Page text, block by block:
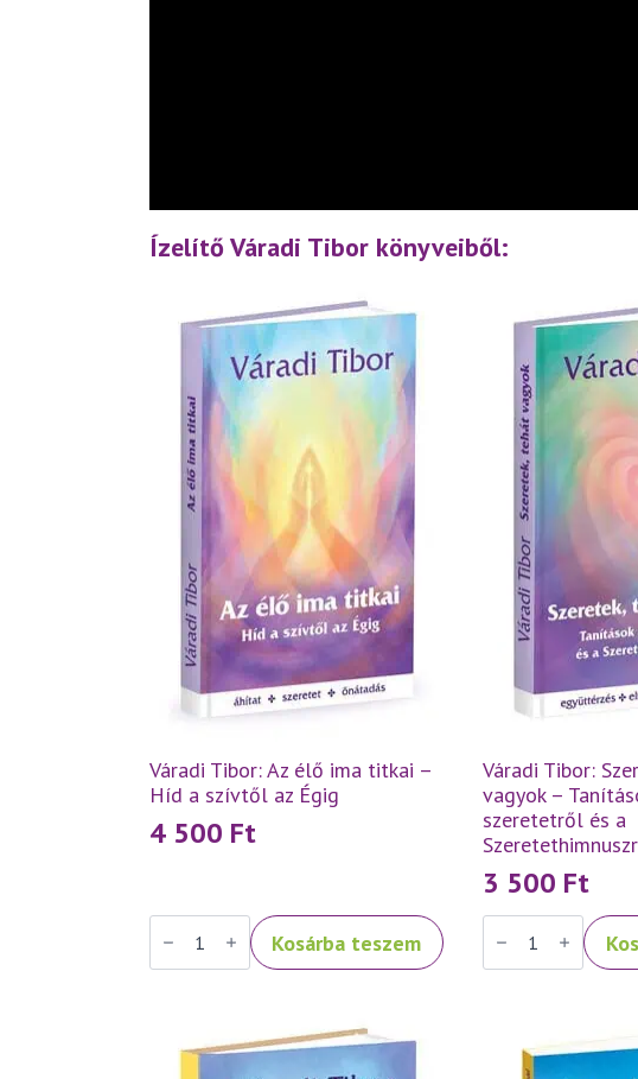
Ízelítő Váradi Tibor könyveiből:
Váradi Tibor: Az élő ima titkai –
Híd a szívtől az Égig
4 500 Ft
Váradi
Tibor:
Az
Kosárba teszem
Váradi Tibor:
vagyok –
szeretetről és a
3 500 Ft
Váradi
Tibor:
Szeretek,